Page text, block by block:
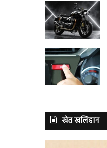
खेत खलिहान